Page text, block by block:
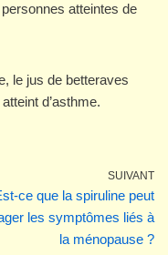
atteintes de
le jus de betteraves
d’asthme.
SUIVANT
ce que la spiruline peut
les symptômes liés à
la ménopause ?